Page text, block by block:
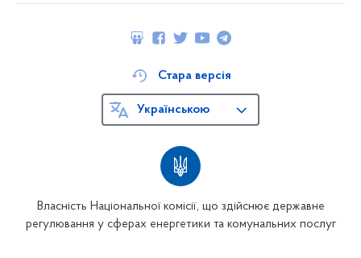
Власність Національної комісії, що здійснює державне
регулювання у сферах енергетики та комунальних послуг
Стара версія
Українською